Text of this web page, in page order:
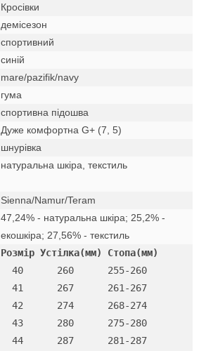
Кросівки
демісезон
спортивний
синій
mare/pazifik/navy
гума
спортивна підошва
Дуже комфортна G+ (7, 5)
шнурівка
натуральна шкіра, текстиль
Sienna/Namur/Teram
47,24% - натуральна шкіра; 25,2% -
екошкіра; 27,56% - текстиль
Розмір Устілка(мм) Стопа(мм)
  40      260      255-260
  41      267      261-267
  42      274      268-274
  43      280      275-280
  44      287      281-287